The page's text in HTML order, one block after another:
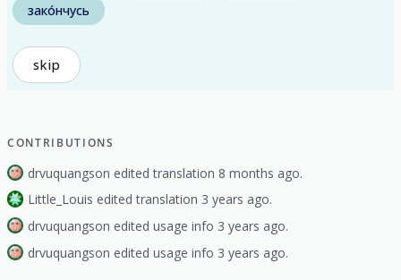
зако́нчусь
skip
CONTRIBUTIONS
drvuquangson edited translation 8 months ago.
Little_Louis edited translation 3 years ago.
drvuquangson edited usage info 3 years ago.
drvuquangson edited usage info 3 years ago.